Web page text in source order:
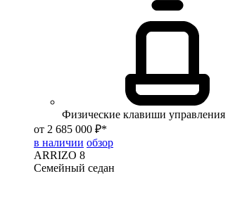
Физические клавиши управления
от 2 685 000 ₽*
в наличии обзор
ARRIZO 8
Семейный седан